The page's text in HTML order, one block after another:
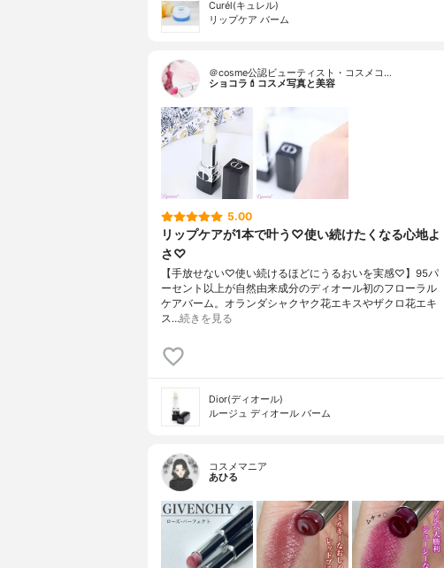
Curél(キュレル)
リップケア バーム
＠cosme公認ビューティスト・コスメコ…
ショコラ💄コスメ写真と美容
5.00
リップケアが1本で叶う♡使い続けたくなる心地よ
さ♡
【手放せない♡使い続けるほどにうるおいを実感♡】95パ
ーセント以上が自然由来成分のディオール初のフローラル
ケアバーム。オランダシャクヤク花エキスやザクロ花エキ
ス…続きを見る
Dior(ディオール)
ルージュ ディオール バーム
コスメマニア
あひる